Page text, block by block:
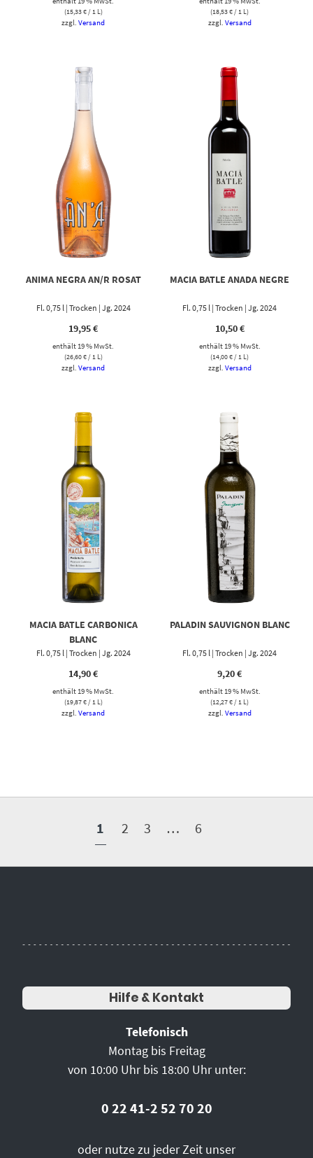
(15,33€/ 1 L)
zzgl.Versand
(18,53€/ 1 L)
zzgl. Versand
ANIMA NEGRA AN/R ROSAT
Fl. 0,75 l | Trocken | Jg. 2024
19,95€
enthält 19 % MwSt.
(26,60€/ 1 L)
zzgl.Versand
MACIA BATLE ANADA NEGRE
Fl. 0,75 l | Trocken | Jg. 2024
10,50€
enthält 19 % MwSt.
(14,00€/ 1 L)
zzgl. Versand
MACIA BATLE CARBONICA
BLANC
Fl. 0,75 l | Trocken | Jg. 2024
14,90€
enthält 19 % MwSt.
(19,87€/ 1 L)
zzgl.Versand
PALADIN SAUVIGNON BLANC
Fl. 0,75 l | Trocken | Jg. 2024
9,20€
enthält 19 % MwSt.
(12,27€/ 1 L)
zzgl. Versand
1 2 3 … 6
Hilfe & Kontakt
Telefonisch
Montag bis Freitag
von 10:00 Uhr bis 18:00 Uhr unter:
0 22 41-2 52 70 20
oder nutze zu jeder Zeit unser